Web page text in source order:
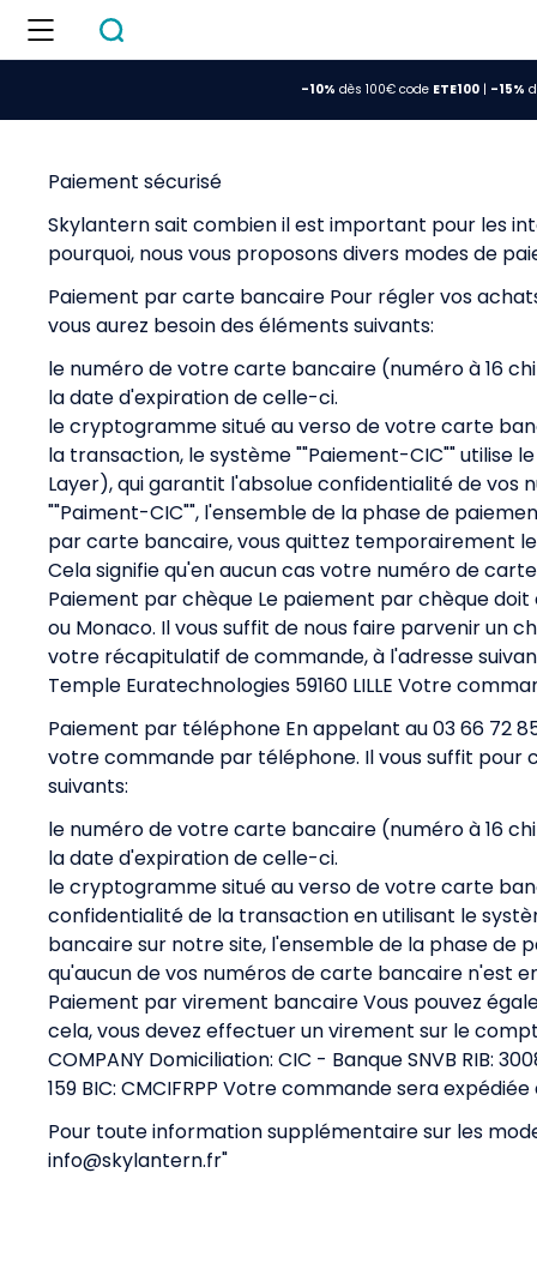
-10% dès 100€ code ETE100| -15%
Paiement sécurisé
Skylantern sait combien il est important pour les
pourquoi, nous vous proposons divers modes de
Paiement par carte bancaire Pour régler vos
vous aurez besoin des éléments suivants:
le numéro de votre carte bancaire (numéro à 16
la date d'expiration de celle-ci.
le cryptogramme situé au verso de votre carte
la transaction, le système ""Paiement-CIC"" utilise
Layer), qui garantit l'absolue confidentialité de vos
""Paiment-CIC"", l'ensemble de la phase de
par carte bancaire, vous quittez temporairement
Cela signifie qu'en aucun cas votre numéro de
Paiement par chèque Le paiement par chèque
ou Monaco. Il vous suffit de nous faire parvenir un
votre récapitulatif de commande, à l'adresse
Temple Euratechnologies 59160 LILLE Votre
Paiement par téléphone En appelant au 03 66 72
votre commande par téléphone. Il vous suffit pour
suivants:
le numéro de votre carte bancaire (numéro à 16
la date d'expiration de celle-ci.
le cryptogramme situé au verso de votre carte
confidentialité de la transaction en utilisant le
bancaire sur notre site, l'ensemble de la phase de
qu'aucun de vos numéros de carte bancaire n'est
Paiement par virement bancaire Vous pouvez
cela, vous devez effectuer un virement sur le
COMPANY Domiciliation: CIC - Banque SNVB RIB:
159 BIC: CMCIFRPP Votre commande sera
Pour toute information supplémentaire sur les
info@skylantern.fr"